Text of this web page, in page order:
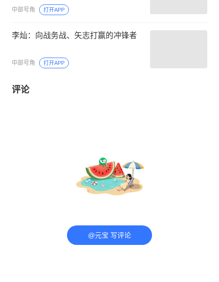
中部号角 打开APP
李灿：向战务战、矢志打赢的冲锋者
中部号角 打开APP
评论
@元宝 写评论